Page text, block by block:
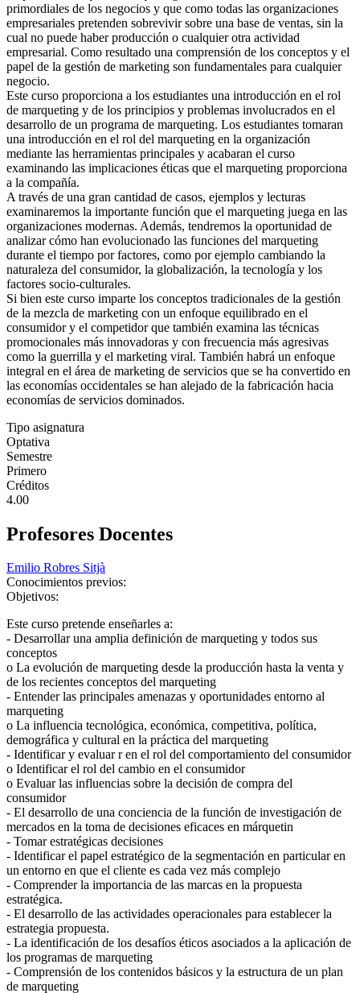
primordiales de los negocios y que como todas las organizaciones
empresariales pretenden sobrevivir sobre una base de ventas, sin la
cual no puede haber producción o cualquier otra actividad
empresarial. Como resultado una comprensión de los conceptos y el
papel de la gestión de marketing son fundamentales para cualquier
negocio.
Este curso proporciona a los estudiantes una introducción en el rol
de marqueting y de los principios y problemas involucrados en el
desarrollo de un programa de marqueting. Los estudiantes tomaran
una introducción en el rol del marqueting en la organización
mediante las herramientas principales y acabaran el curso
examinando las implicaciones éticas que el marqueting proporciona
a la compañía.
A través de una gran cantidad de casos, ejemplos y lecturas
examinaremos la importante función que el marqueting juega en las
organizaciones modernas. Además, tendremos la oportunidad de
analizar cómo han evolucionado las funciones del marqueting
durante el tiempo por factores, como por ejemplo cambiando la
naturaleza del consumidor, la globalización, la tecnología y los
factores socio-culturales.
Si bien este curso imparte los conceptos tradicionales de la gestión
de la mezcla de marketing con un enfoque equilibrado en el
consumidor y el competidor que también examina las técnicas
promocionales más innovadoras y con frecuencia más agresivas
como la guerrilla y el marketing viral. También habrá un enfoque
integral en el área de marketing de servicios que se ha convertido en
las economías occidentales se han alejado de la fabricación hacia
economías de servicios dominados.
Tipo asignatura
Optativa
Semestre
Primero
Créditos
4.00
Profesores Docentes
Emilio Robres Sitjà
Conocimientos previos:
Objetivos:
Este curso pretende enseñarles a:
- Desarrollar una amplia definición de marqueting y todos sus
conceptos
o La evolución de marqueting desde la producción hasta la venta y
de los recientes conceptos del marqueting
- Entender las principales amenazas y oportunidades entorno al
marqueting
o La influencia tecnológica, económica, competitiva, política,
demográfica y cultural en la práctica del marqueting
- Identificar y evaluar r en el rol del comportamiento del consumidor
o Identificar el rol del cambio en el consumidor
o Evaluar las influencias sobre la decisión de compra del
consumidor
- El desarrollo de una conciencia de la función de investigación de
mercados en la toma de decisiones eficaces en márquetin
- Tomar estratégicas decisiones
- Identificar el papel estratégico de la segmentación en particular en
un entorno en que el cliente es cada vez más complejo
- Comprender la importancia de las marcas en la propuesta
estratégica.
- El desarrollo de las actividades operacionales para establecer la
estrategia propuesta.
- La identificación de los desafíos éticos asociados a la aplicación de
los programas de marqueting
- Comprensión de los contenidos básicos y la estructura de un plan
de marqueting